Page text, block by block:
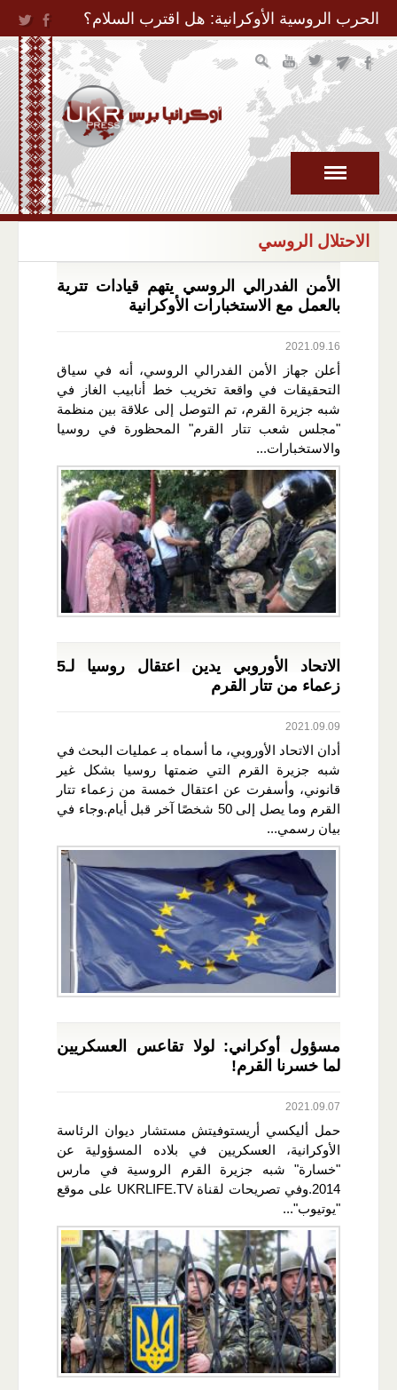
Jump to Navigation
الحرب الروسية الأوكرانية: هل اقترب السلام؟
الاحتلال الروسي
الأمن الفدرالي الروسي يتهم قيادات تترية
بالعمل مع الاستخبارات الأوكرانية
2021.09.16
أعلن جهاز الأمن الفدرالي الروسي، أنه في سياق
التحقيقات في واقعة تخريب خط أنابيب الغاز في
شبه جزيرة القرم، تم التوصل إلى علاقة بين منظمة
"مجلس شعب تتار القرم" المحظورة في روسيا
والاستخبارات...
الاتحاد الأوروبي يدين اعتقال روسيا لـ5
زعماء من تتار القرم
2021.09.09
أدان الاتحاد الأوروبي، ما أسماه بـ عمليات البحث في
شبه جزيرة القرم التي ضمتها روسيا بشكل غير
قانوني، وأسفرت عن اعتقال خمسة من زعماء تتار
القرم وما يصل إلى 50 شخصًا آخر قبل أيام.وجاء في
بيان رسمي...
مسؤول أوكراني: لولا تقاعس العسكريين
لما خسرنا القرم!
2021.09.07
حمل أليكسي أريستوفيتش مستشار ديوان الرئاسة
الأوكرانية، العسكريين في بلاده المسؤولية عن
"خسارة" شبه جزيرة القرم الروسية في مارس
2014.وفي تصريحات لقناة UKRLIFE.TV على موقع
"يوتيوب"...